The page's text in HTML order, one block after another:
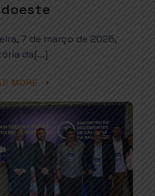
7 de março de 2025,
da[…]
MORE